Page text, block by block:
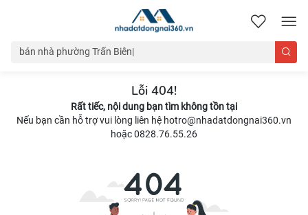
nhadatdongnai360.vn
Lỗi 404!
Rất tiếc, nội dung bạn tìm không tồn tại
Nếu bạn cần hỗ trợ vui lòng liên hệ hotro@nhadatdongnai360.vn
hoặc 0828.76.55.26